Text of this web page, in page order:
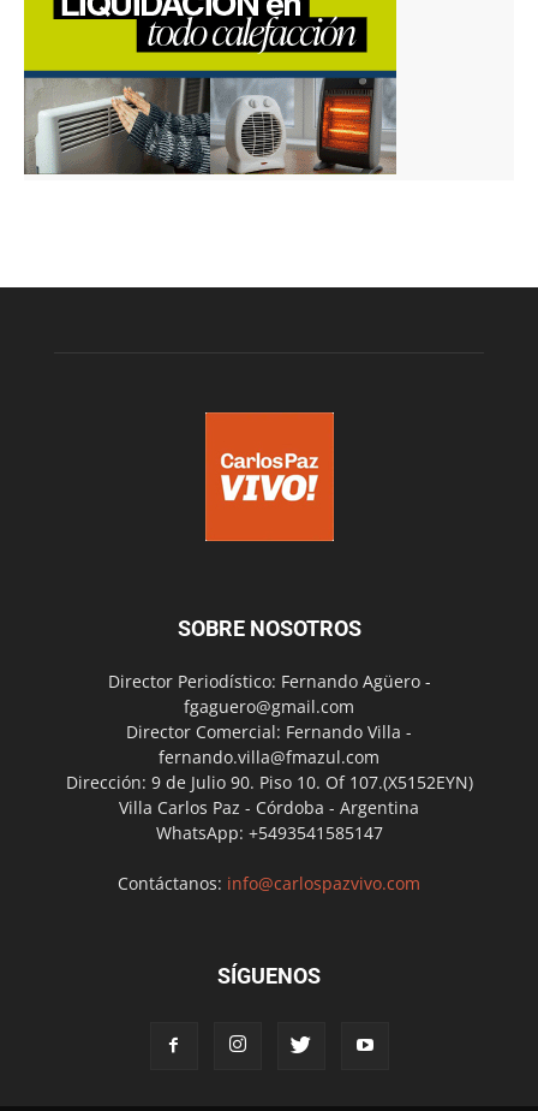
SOBRE NOSOTROS
Director Periodístico: Fernando Agüero -
fgaguero@gmail.com
Director Comercial: Fernando Villa -
fernando.villa@fmazul.com
Dirección: 9 de Julio 90. Piso 10. Of 107.(X5152EYN)
Villa Carlos Paz - Córdoba - Argentina
WhatsApp: +5493541585147
Contáctanos: info@carlospazvivo.com
SÍGUENOS